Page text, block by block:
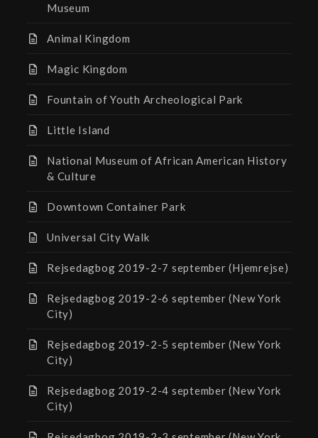
Museum
Animal Kingdom
Magic Kingdom
Fountain of Youth Archeological Park
Little Island
National Museum of African American History
& Culture
Downtown Container Park
Universal City Walk
Rejsedagbog 2019-2-7 september (Hjemrejse)
Rejsedagbog 2019-2-6 september (New York
City)
Rejsedagbog 2019-2-5 september (New York
City)
Rejsedagbog 2019-2-4 september (New York
City)